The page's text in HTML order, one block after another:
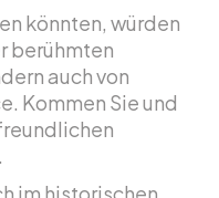
könnten, würden
berühmten
auch von
Kommen Sie und